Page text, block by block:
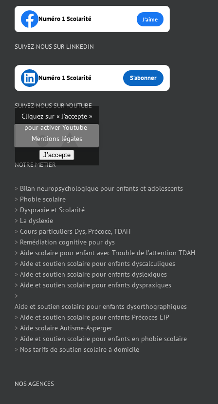
Numéro 1 Scolarité J’aime
SUIVEZ-NOUS SUR LINKEDIN
Numéro 1 Scolarité S’abonner
SUIVEZ-NOUS SUR YOUTUBE
Cliquez sur « J’accepte »
pour activer Youtube
Mentions légales
J’accepte
NOTRE METIER
> Bilan neuropsychologique pour enfants et adolescents
> Phobie scolaire
> Dyspraxie et Scolarité
> La dyslexie
> Cours particuliers Dys, Précoce, TDAH
> Remédiation cognitive pour dys
> Aide scolaire pour enfant avec Trouble de l’attention TDAH
> Aide et soutien scolaire pour enfants dyscalculiques
> Aide et soutien scolaire pour enfants dyslexiques
> Aide et soutien scolaire pour enfants dyspraxiques
>
Aide et soutien scolaire pour enfants dysorthographiques
> Aide et soutien scolaire pour enfants Précoces EIP
> Aide scolaire Autisme-Asperger
> Aide et soutien scolaire pour enfants en phobie scolaire
> Nos tarifs de soutien scolaire à domicile
NOS AGENCES